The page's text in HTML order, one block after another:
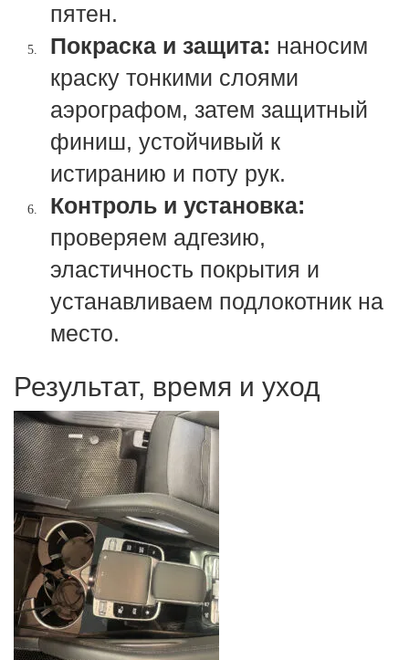
пятен.
Покраска и защита: наносим
краску тонкими слоями
аэрографом, затем защитный
финиш, устойчивый к
истиранию и поту рук.
Контроль и установка:
проверяем адгезию,
эластичность покрытия и
устанавливаем подлокотник на
место.
Результат, время и уход